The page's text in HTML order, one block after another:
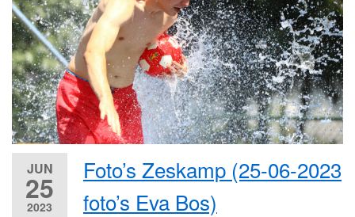
JUN
25
2023
Foto’s Zeskamp (25-06-2023
foto’s Eva Bos)